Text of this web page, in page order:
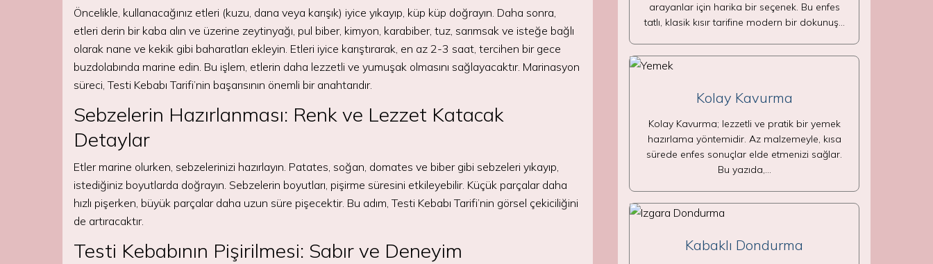
Öncelikle, kullanacağınız etleri (kuzu, dana veya karışık) iyice yıkayıp, küp küp doğrayın. Daha sonra,
etleri derin bir kaba alın ve üzerine zeytinyağı, pul biber, kimyon, karabiber, tuz, sarımsak ve isteğe bağlı
olarak nane ve kekik gibi baharatları ekleyin. Etleri iyice karıştırarak, en az 2-3 saat, tercihen bir gece
buzdolabında marine edin. Bu işlem, etlerin daha lezzetli ve yumuşak olmasını sağlayacaktır. Marinasyon
süreci, Testi Kebabı Tarifi’nin başarısının önemli bir anahtarıdır.
Sebzelerin Hazırlanması: Renk ve Lezzet Katacak
Detaylar
Etler marine olurken, sebzelerinizi hazırlayın. Patates, soğan, domates ve biber gibi sebzeleri yıkayıp,
istediğiniz boyutlarda doğrayın. Sebzelerin boyutları, pişirme süresini etkileyebilir. Küçük parçalar daha
hızlı pişerken, büyük parçalar daha uzun süre pişecektir. Bu adım, Testi Kebabı Tarifi’nin görsel çekiciliğini
de artıracaktır.
Testi Kebabının Pişirilmesi: Sabır ve Deneyim
arayanlar için harika bir seçenek. Bu enfes
tatlı, klasik kısır tarifine modern bir dokunuş…
Kolay Kavurma
Kolay Kavurma; lezzetli ve pratik bir yemek
hazırlama yöntemidir. Az malzemeyle, kısa
sürede enfes sonuçlar elde etmenizi sağlar.
Bu yazıda,…
Kabaklı Dondurma